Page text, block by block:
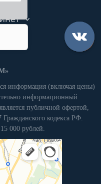
информация (включая цены)
информационный
публичной офертой,
кодекса РФ.
000 рублей.